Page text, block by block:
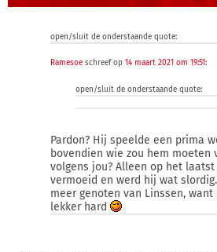
open/sluit de onderstaande quote:
Ramesoe schreef op 14 maart 2021 om 19:51:
open/sluit de onderstaande quote:
Pardon? Hij speelde een prima
bovendien wie zou hem moeten
volgens jou? Alleen op het
vermoeid en werd hij wat
meer genoten van Linssen,
lekker hard